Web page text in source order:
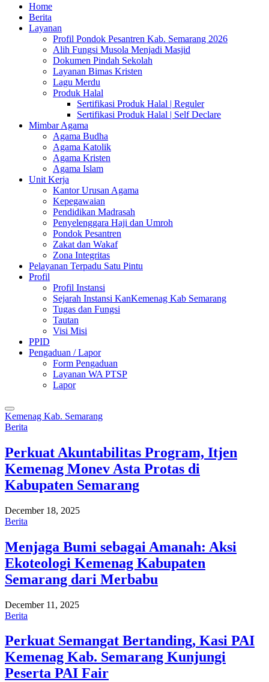
Home
Berita
Layanan
Profil Pondok Pesantren Kab. Semarang 2026
Alih Fungsi Musola Menjadi Masjid
Dokumen Pindah Sekolah
Layanan Bimas Kristen
Lagu Merdu
Produk Halal
Sertifikasi Produk Halal | Reguler
Sertifikasi Produk Halal | Self Declare
Mimbar Agama
Agama Budha
Agama Katolik
Agama Kristen
Agama Islam
Unit Kerja
Kantor Urusan Agama
Kepegawaian
Pendidikan Madrasah
Penyelenggara Haji dan Umroh
Pondok Pesantren
Zakat dan Wakaf
Zona Integritas
Pelayanan Terpadu Satu Pintu
Profil
Profil Instansi
Sejarah Instansi KanKemenag Kab Semarang
Tugas dan Fungsi
Tautan
Visi Misi
PPID
Pengaduan / Lapor
Form Pengaduan
Layanan WA PTSP
Lapor
Kemenag Kab. Semarang
Berita
Perkuat Akuntabilitas Program, Itjen
Kemenag Monev Asta Protas di
Kabupaten Semarang
December 18, 2025
Berita
Menjaga Bumi sebagai Amanah: Aksi
Ekoteologi Kemenag Kabupaten
Semarang dari Merbabu
December 11, 2025
Berita
Perkuat Semangat Bertanding, Kasi PAI
Kemenag Kab. Semarang Kunjungi
Peserta PAI Fair